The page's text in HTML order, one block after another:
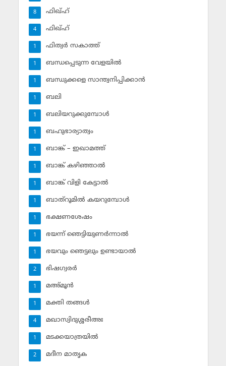
ഫിഖ്ഹ്
8
ഫിഖ്ഹ്‌
4
ഫിത്വര്‍ സകാത്ത്‌
1
ബന്ധപ്പെടുന്ന വേളയില്‍
1
ബന്ധുക്കളെ സാന്ത്വനിപ്പിക്കാന്‍
1
ബലി
1
ബലിയറുക്കുമ്പോള്‍
1
ബഹുഭാര്യാത്വം
1
ബാങ്ക് – ഇഖാമത്ത്
1
ബാങ്ക് കഴിഞ്ഞാല്‍
1
ബാങ്ക് വിളി കേട്ടാല്‍
1
ബാത്‌റൂമില്‍ കയറുമ്പോള്‍
1
ഭക്ഷണശേഷം
1
ഭയന്ന് ഞെട്ടിയുണര്‍ന്നാല്‍
1
ഭയവും ഞെട്ടലും ഉണ്ടായാല്‍
1
ഭിഷഗ്വരര്‍
2
മഅ്മൂന്‍
1
മക്തി തങ്ങള്‍
1
മഖാസ്വിദുശ്ശരീഅഃ
4
മടക്കയാത്രയില്‍
1
മദീന മാതൃക
2